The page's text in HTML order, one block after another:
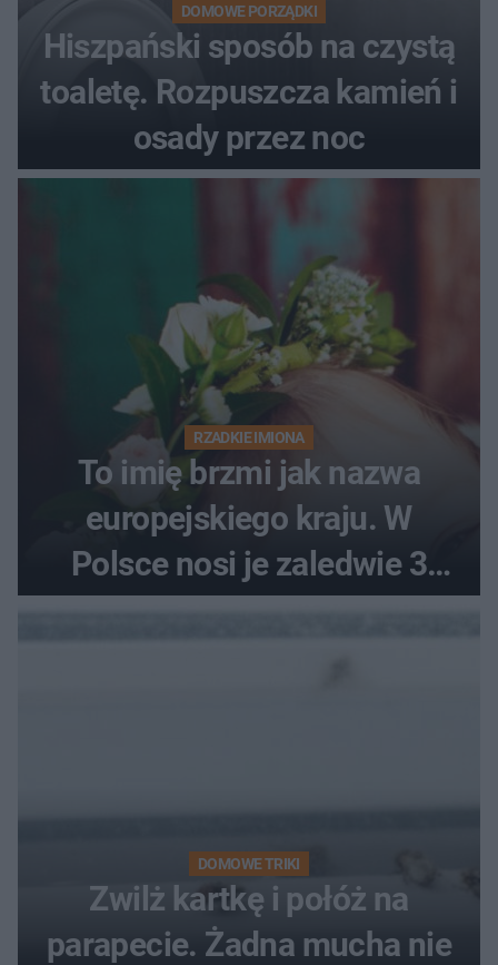
DOMOWE PORZĄDKI
Hiszpański sposób na czystą
toaletę. Rozpuszcza kamień i
osady przez noc
RZADKIE IMIONA
To imię brzmi jak nazwa
europejskiego kraju. W
Polsce nosi je zaledwie 3
kobiety
DOMOWE TRIKI
Zwilż kartkę i połóż na
parapecie. Żadna mucha nie